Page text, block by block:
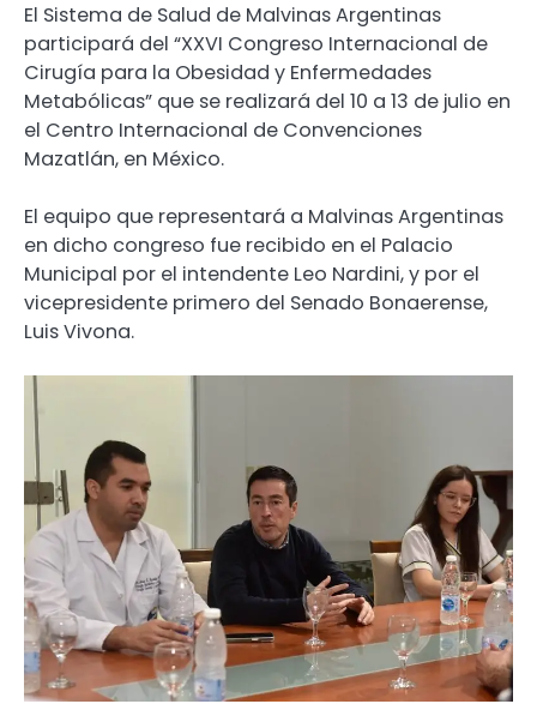
El Sistema de Salud de Malvinas Argentinas
participará del “XXVI Congreso Internacional de
Cirugía para la Obesidad y Enfermedades
Metabólicas” que se realizará del 10 a 13 de julio en
el Centro Internacional de Convenciones
Mazatlán, en México.
El equipo que representará a Malvinas Argentinas
en dicho congreso fue recibido en el Palacio
Municipal por el intendente Leo Nardini, y por el
vicepresidente primero del Senado Bonaerense,
Luis Vivona.